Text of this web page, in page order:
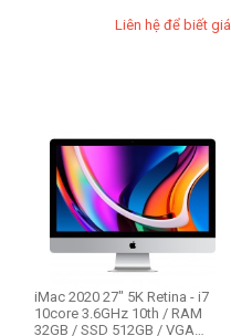
256GB
Màu
Silver
Ổ cứng HDD Mac
3TB
Liên hệ để biết giá
iMac 2020 27" 5K Retina - i7
10core 3.6GHz 10th / RAM
32GB / SSD 512GB / VGA